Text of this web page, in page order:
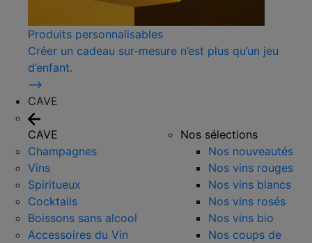
Produits personnalisables
Créer un cadeau sur-mesure n’est plus qu’un jeu
d’enfant.
⟶
CAVE
CAVE
Champagnes
Vins
Spiritueux
Cocktails
Boissons sans alcool
Accessoires du Vin
Nos sélections
Nos nouveautés
Nos vins rouges
Nos vins blancs
Nos vins rosés
Nos vins bio
Nos coups de